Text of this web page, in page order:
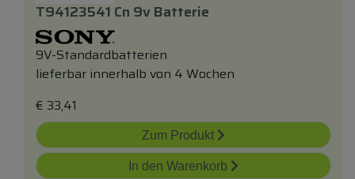
T94123541 Cn 9v Batterie
9V-Standardbatterien
lieferbar innerhalb von 4 Wochen
€ 33,41
Zum Produkt
In den Warenkorb